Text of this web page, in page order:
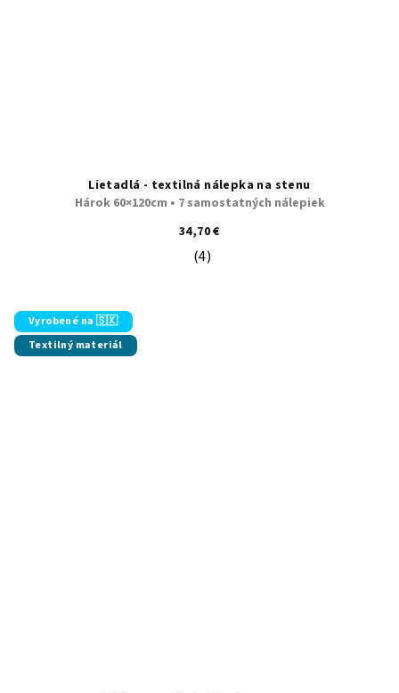
Lietadlá - textilná nálepka na stenu
Hárok 60×120cm • 7 samostatných nálepiek
34,70 €
Priemerné hodnotenie produktu
(4)
Vyrobené na 🇸🇰
Textilný materiál